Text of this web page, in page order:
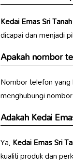
Kedai Emas Sri
dicapai dan menjadi
Apakah nombor
Nombor telefon
menghubungi
AdakahKedai
Ya,Kedai Emas Sri
kualiti produk dan